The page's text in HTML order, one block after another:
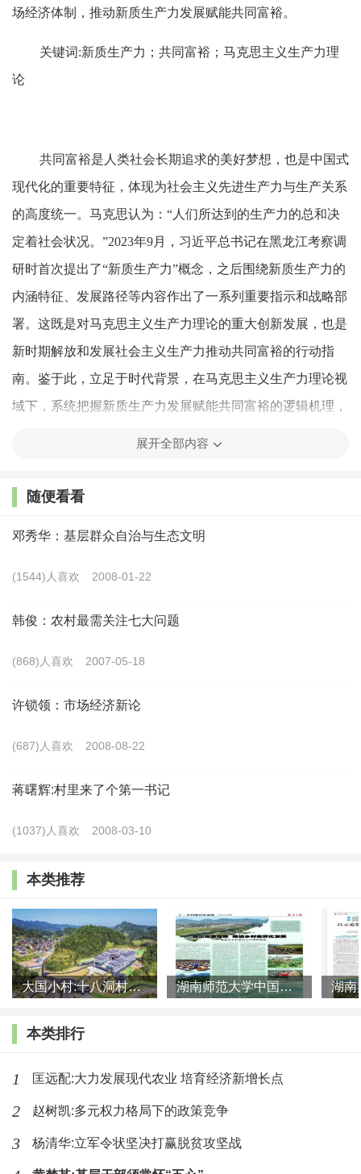
场经济体制，推动新质生产力发展赋能共同富裕。
关键词:新质生产力；共同富裕；马克思主义生产力理
论
共同富裕是人类社会长期追求的美好梦想，也是中国式
现代化的重要特征，体现为社会主义先进生产力与生产关系
的高度统一。马克思认为：“人们所达到的生产力的总和决
定着社会状况。”2023年9月，习近平总书记在黑龙江考察调
研时首次提出了“新质生产力”概念，之后围绕新质生产力的
内涵特征、发展路径等内容作出了一系列重要指示和战略部
署。这既是对马克思主义生产力理论的重大创新发展，也是
新时期解放和发展社会主义生产力推动共同富裕的行动指
南。鉴于此，立足于时代背景，在马克思主义生产力理论视
域下，系统把握新质生产力发展赋能共同富裕的逻辑机理，
一、马克思主义生产力理论的当代中国出场
新时代以来，以习近平同志为核心的党中央深刻洞察时
国的最新发展成果，也是推进中国式现代化的科学指南。
（一）马克思主义生产力理论的历史生成
生产力理论是马克思主义政治经济学的基本范畴，也是
指出物质生产在社会历史发展中的基础作用。之后在《1844
年经济学哲学手稿》中，马克思通过对“劳动异化”现象的批
意识形态》中，马克思指出，“一定的生产方式或一定的工
着的，而这种共同活动方式本身就是‘生产力’”，明确了生产
力不仅是人与自然的交往关系，而且也是人们在共同活动中
结成的分工、生产、交往等社会关系。在《哲学的贫困》
中，马克思进一步系统阐述了生产力和生产关系的相互作用
及其矛盾运动规律，认为生产力的发展会促使生产关系发生
改变，而新的生产关系又会反作用于生产力的进一步发展。
生产力发展方面的巨大作用给予了高度肯定，指出“资产阶
级在它的不到一百年的阶级统治中所创造的生产力，比过去
一切世代创造的全部生产力还要多，还要大”。但同时他也
论证了资本主义私有制与生产社会化之间固有的内在矛盾，
展开全部内容
随便看看
邓秀华：基层群众自治与生态文明
(1544)人喜欢 2008-01-22
韩俊：农村最需关注七大问题
(868)人喜欢 2007-05-18
许锁领：市场经济新论
(687)人喜欢 2008-08-22
蒋曙辉:村里来了个第一书记
(1037)人喜欢 2008-03-10
本类推荐
大国小村:十八洞村的现代变迁是一道美丽的风景线 湖南师范大学中国乡村振兴研究院课题组:突出地域特色 推进乡村
本类排行
1 匡远配:大力发展现代农业 培育经济新增长点
2 赵树凯:多元权力格局下的政策竞争
3 杨清华:立军令状坚决打赢脱贫攻坚战